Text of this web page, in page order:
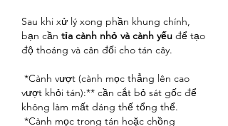
Sau khi xử lý xong phần khung chính,
bạn cần tỉa cành nhỏ và cành yếu để tạo
độ thoáng và cân đối cho tán cây.
*Cành vượt (cành mọc thẳng lên cao
vượt khỏi tán):** cần cắt bỏ sát gốc để
không làm mất dáng thế tổng thể.
*Cành mọc trong tán hoặc chồng